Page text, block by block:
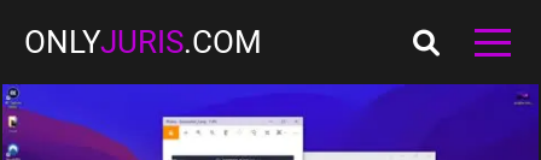
ONLYJURIS.COM